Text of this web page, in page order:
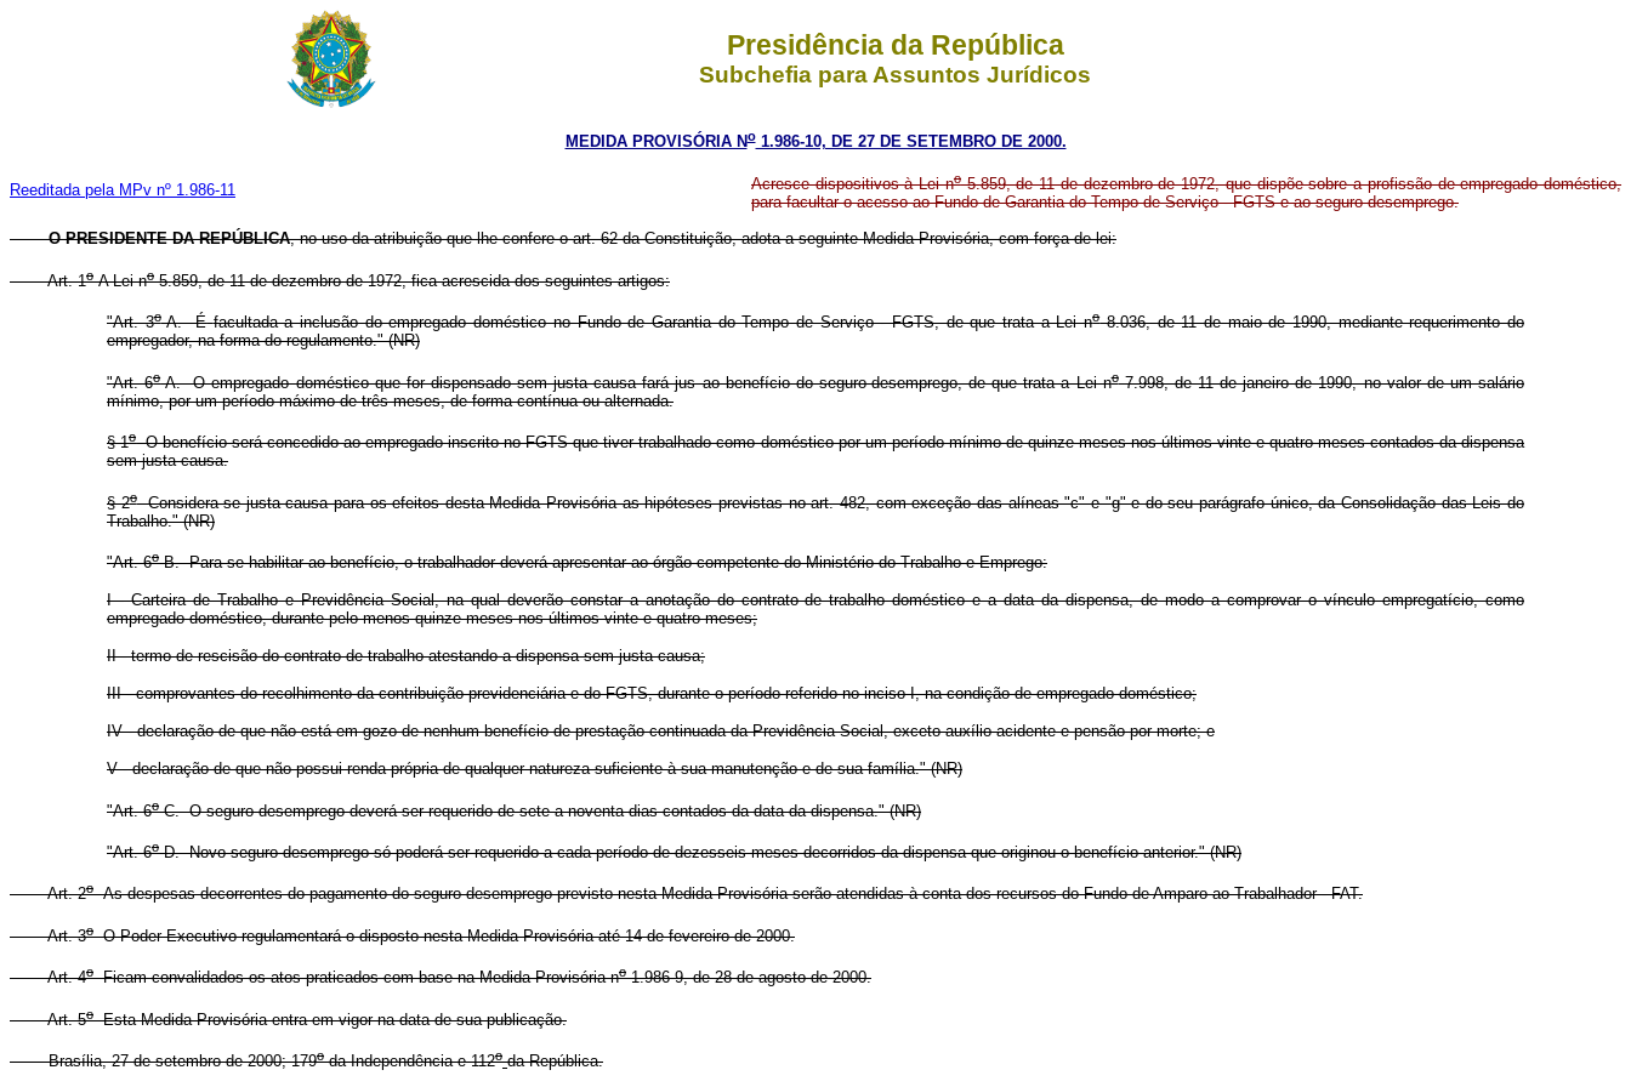
Presidência da República
Subchefia para Assuntos Jurídicos
MEDIDA PROVISÓRIA No1.986-10, DE 27 DE SETEMBRO DE 2000.
Reeditada pela MPv nº 1.986-11 Acresce dispositivos à Lei no5.859, de 11 de dezembro de 1972, que dispõe sobre a profissão de empregado doméstico,
para facultar o acesso ao Fundo de Garantia do Tempo de Serviço - FGTS e ao seguro-desemprego.
O PRESIDENTE DA REPÚBLICA, no uso da atribuição que lhe confere o art. 62 da Constituição, adota a seguinte Medida Provisória, com força de lei:
Art. 1oA Lei no5.859, de 11 de dezembro de 1972, fica acrescida dos seguintes artigos:
"Art. 3o-A. É facultada a inclusão do empregado doméstico no Fundo de Garantia do Tempo de Serviço - FGTS, de que trata a Lei no8.036, de 11 de maio de 1990, mediante requerimento do
empregador, na forma do regulamento." (NR)
"Art. 6o-A. O empregado doméstico que for dispensado sem justa causa fará jus ao benefício do seguro-desemprego, de que trata a Lei no7.998, de 11 de janeiro de 1990, no valor de um salário
mínimo, por um período máximo de três meses, de forma contínua ou alternada.
§ 1oO benefício será concedido ao empregado inscrito no FGTS que tiver trabalhado como doméstico por um período mínimo de quinze meses nos últimos vinte e quatro meses contados da dispensa
sem justa causa.
§ 2oConsidera-se justa causa para os efeitos desta Medida Provisória as hipóteses previstas no art. 482, com exceção das alíneas "c" e "g" e do seu parágrafo único, da Consolidação das Leis do
Trabalho." (NR)
"Art. 6o-B. Para se habilitar ao benefício, o trabalhador deverá apresentar ao órgão competente do Ministério do Trabalho e Emprego:
I - Carteira de Trabalho e Previdência Social, na qual deverão constar a anotação do contrato de trabalho doméstico e a data da dispensa, de modo a comprovar o vínculo empregatício, como
empregado doméstico, durante pelo menos quinze meses nos últimos vinte e quatro meses;
II - termo de rescisão do contrato de trabalho atestando a dispensa sem justa causa;
III - comprovantes do recolhimento da contribuição previdenciária e do FGTS, durante o período referido no inciso I, na condição de empregado doméstico;
IV - declaração de que não está em gozo de nenhum benefício de prestação continuada da Previdência Social, exceto auxílio-acidente e pensão por morte; e
V - declaração de que não possui renda própria de qualquer natureza suficiente à sua manutenção e de sua família." (NR)
"Art. 6o-C. O seguro-desemprego deverá ser requerido de sete a noventa dias contados da data da dispensa." (NR)
"Art. 6o-D. Novo seguro-desemprego só poderá ser requerido a cada período de dezesseis meses decorridos da dispensa que originou o benefício anterior." (NR)
Art. 2oAs despesas decorrentes do pagamento do seguro-desemprego previsto nesta Medida Provisória serão atendidas à conta dos recursos do Fundo de Amparo ao Trabalhador - FAT.
Art. 3oO Poder Executivo regulamentará o disposto nesta Medida Provisória até 14 de fevereiro de 2000.
Art. 4oFicam convalidados os atos praticados com base na Medida Provisória no1.986-9, de 28 de agosto de 2000.
Art. 5oEsta Medida Provisória entra em vigor na data de sua publicação.
Brasília, 27 de setembro de 2000; 179oda Independência e 112o da República.